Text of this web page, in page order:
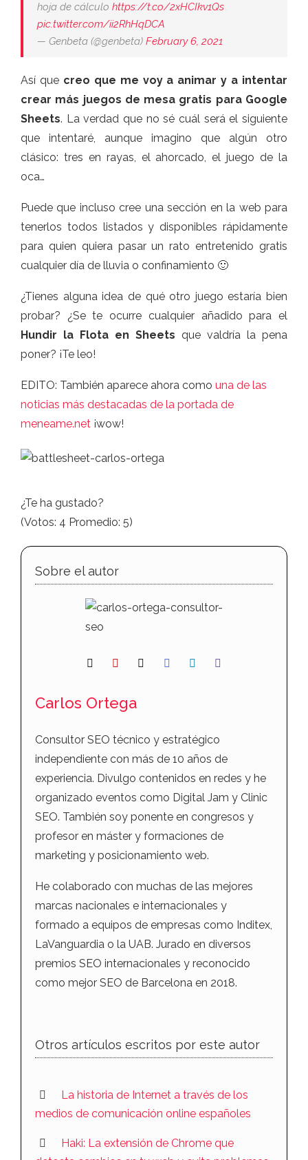
hoja de cálculo https://t.co/2xHCIkv1Qs
pic.twitter.com/ii2RhHqDCA
— Genbeta (@genbeta) February 6, 2021
Así que creo que me voy a animar y a intentar
crear más juegos de mesa gratis para Google
Sheets. La verdad que no sé cuál será el siguiente
que intentaré, aunque imagino que algún otro
clásico: tres en rayas, el ahorcado, el juego de la
oca…
Puede que incluso cree una sección en la web para
tenerlos todos listados y disponibles rápidamente
para quien quiera pasar un rato entretenido gratis
cualquier día de lluvia o confinamiento 🙂
¿Tienes alguna idea de qué otro juego estaría bien
probar? ¿Se te ocurre cualquier añadido para el
Hundir la Flota en Sheets que valdría la pena
poner? ¡Te leo!
EDITO: También aparece ahora como una de las
noticias más destacadas de la portada de
meneame.net ¡wow!
¿Te ha gustado?
(Votos: 4 Promedio: 5)
Sobre el autor
Carlos Ortega
Consultor SEO técnico y estratégico
independiente con más de 10 años de
experiencia. Divulgo contenidos en redes y he
organizado eventos como Digital Jam y Clinic
SEO. También soy ponente en congresos y
profesor en máster y formaciones de
marketing y posicionamiento web.
He colaborado con muchas de las mejores
marcas nacionales e internacionales y
formado a equipos de empresas como Inditex,
LaVanguardia o la UAB. Jurado en diversos
premios SEO internacionales y reconocido
como mejor SEO de Barcelona en 2018.
Otros artículos escritos por este autor
La historia de Internet a través de los
medios de comunicación online españoles
Haki: La extensión de Chrome que